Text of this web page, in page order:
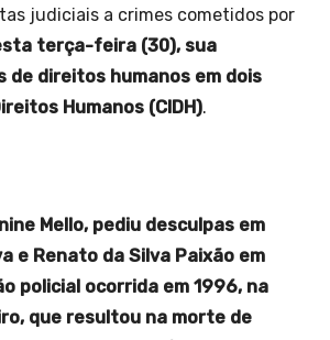
judiciais a crimes cometidos por
terça-feira (30), sua
direitos humanos em dois
Humanos (CIDH).
Mello, pediu desculpas em
e Renato da Silva Paixão em
policial ocorrida em 1996, na
que resultou na morte de